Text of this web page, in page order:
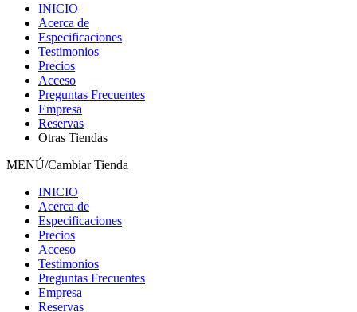
INICIO
Acerca de
Especificaciones
Testimonios
Precios
Acceso
Preguntas Frecuentes
Empresa
Reservas
Otras Tiendas
MENÚ/Cambiar Tienda
INICIO
Acerca de
Especificaciones
Precios
Acceso
Testimonios
Preguntas Frecuentes
Empresa
Reservas